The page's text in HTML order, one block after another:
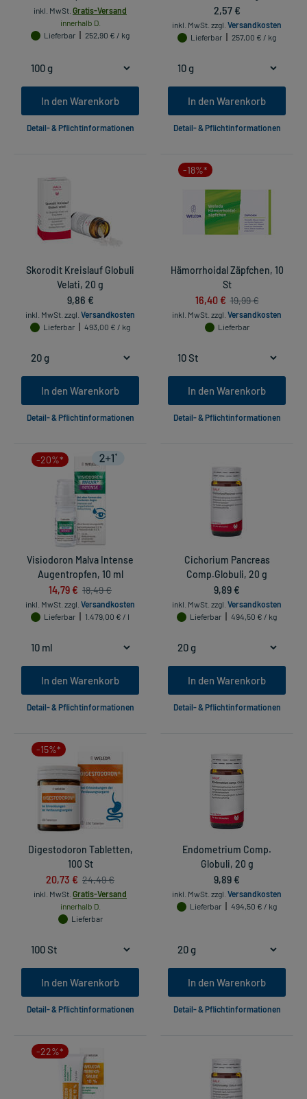
inkl. MwSt. Gratis-Versand
innerhalb D.
Lieferbar
252,90 € / kg
In den Warenkorb
Detail- & Pflichtinformationen
2,57 €
inkl. MwSt. zzgl. Versandkosten
Lieferbar
257,00 € / kg
In den Warenkorb
Detail- & Pflichtinformationen
Skorodit Kreislauf Globuli
Velati, 20 g
9,86 €
inkl. MwSt. zzgl. Versandkosten
Lieferbar
493,00 € / kg
In den Warenkorb
Detail- & Pflichtinformationen
-18%*
Hämorrhoidal Zäpfchen, 10
St
16,40 € 19,99 €
inkl. MwSt. zzgl. Versandkosten
Lieferbar
In den Warenkorb
Detail- & Pflichtinformationen
-20%*
Visiodoron Malva Intense
Augentropfen, 10 ml
14,79 € 18,49 €
inkl. MwSt. zzgl. Versandkosten
Lieferbar
1.479,00 € / l
In den Warenkorb
Detail- & Pflichtinformationen
Cichorium Pancreas
Comp.Globuli, 20 g
9,89 €
inkl. MwSt. zzgl. Versandkosten
Lieferbar
494,50 € / kg
In den Warenkorb
Detail- & Pflichtinformationen
-15%*
Digestodoron Tabletten,
100 St
20,73 € 24,49 €
inkl. MwSt. Gratis-Versand
innerhalb D.
Lieferbar
In den Warenkorb
Detail- & Pflichtinformationen
Endometrium Comp.
Globuli, 20 g
9,89 €
inkl. MwSt. zzgl. Versandkosten
Lieferbar
494,50 € / kg
In den Warenkorb
Detail- & Pflichtinformationen
-22%*